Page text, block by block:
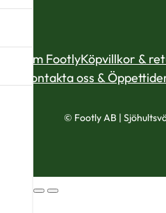
Om FootlyKöpvillkor &
Kontakta oss &
© Footly AB |